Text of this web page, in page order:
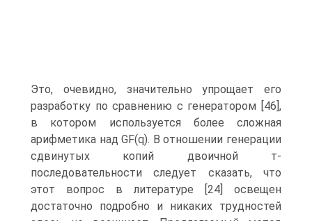
Это, очевидно, значительно упрощает его
разработку по сравнению с генератором [46],
в котором используется более сложная
арифметика над GF(q). В отношении генерации
сдвинутых копий двоичной т-
последовательности следует сказать, что
этот вопрос в литературе [24] освещен
достаточно подробно и никаких трудностей